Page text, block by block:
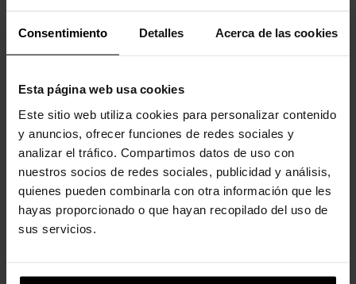
Consentimiento Detalles Acerca de las cookies
Esta página web usa cookies
Este sitio web utiliza cookies para personalizar contenido
y anuncios, ofrecer funciones de redes sociales y
analizar el tráfico. Compartimos datos de uso con
nuestros socios de redes sociales, publicidad y análisis,
quienes pueden combinarla con otra información que les
hayas proporcionado o que hayan recopilado del uso de
sus servicios.
Los clientes que compraron este
34,90 € 27,92 € 44,90 € 35,92 €